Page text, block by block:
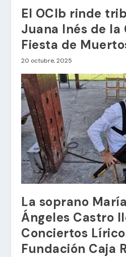
El OCIb rinde
Juana Inés de la
Fiesta de
20 octubre, 2025
La soprano
Ángeles Castro
Conciertos
Fundación Caja